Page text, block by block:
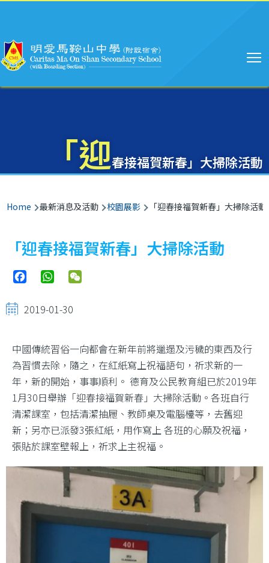
「迎春接福賀新春」大掃除活動
Breadcrumb
Home 最新消息及活動 校園展影 「迎春接福賀新春」大掃除活動
「迎春接福賀新春」大掃除活動
FacebookWhatsApp
2019-01-30
中國傳統習俗一向都會在新年前將邋遢及污穢的東西及行
為習慣去除，隨之，在紅紙寫上祝福語句，祈求新的一
年，新的開始，事事順利。 德育及公民教育組已於2019年
1月30日舉辦「迎春接福賀新春」大掃除活動。各班自行
清潔課室，包括清潔抽屜、教師桌及電腦檯等，去舊迎
新；另亦已派發3張紅紙，用作寫上 各班的心願及祝福，
張貼於課室壁報上，祈求上主祝福。